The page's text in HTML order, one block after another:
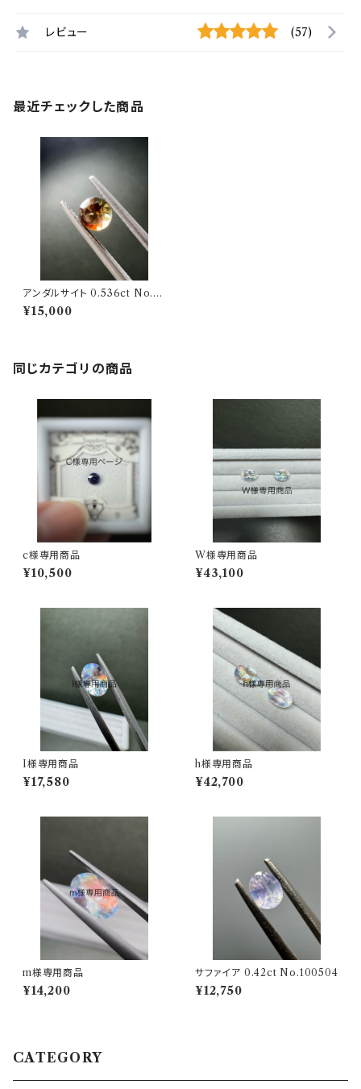
レビュー (57)
最近チェックした商品
アンダルサイト 0.536ct No.10
0527
¥15,000
同じカテゴリの商品
c様専用商品
¥10,500
W様専用商品
¥43,100
I様専用商品
¥17,580
h様専用商品
¥42,700
m様専用商品
¥14,200
サファイア 0.42ct No.100504
¥12,750
CATEGORY